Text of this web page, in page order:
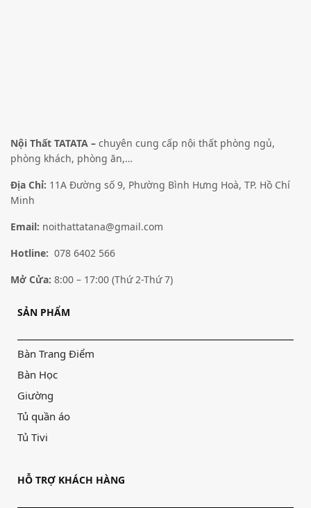
Nội Thất TATATA –chuyên cung cấp nội thất phòng ngủ,
phòng khách, phòng ăn,…
Địa Chỉ: 11A Đường số 9, Phường Bình Hưng Hoà, TP. Hồ Chí
Minh
Email: noithattatana@gmail.com
Hotline: 078 6402 566
Mở Cửa:8:00 – 17:00 (Thứ 2-Thứ 7)
SẢN PHẨM
Bàn Trang Điểm
Bàn Học
Giường
Tủ quần áo
Tủ Tivi
HỖ TRỢ KHÁCH HÀNG